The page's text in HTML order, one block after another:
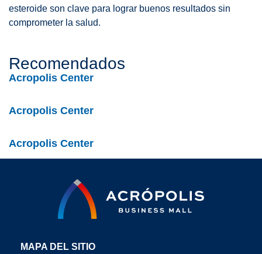
esteroide son clave para lograr buenos resultados sin
comprometer la salud.
Recomendados
Acropolis Center
Acropolis Center
Acropolis Center
MAPA DEL SITIO